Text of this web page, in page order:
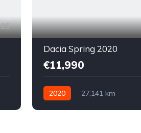
25
Dacia Spring 2020
€11,990
2020
27,141 km